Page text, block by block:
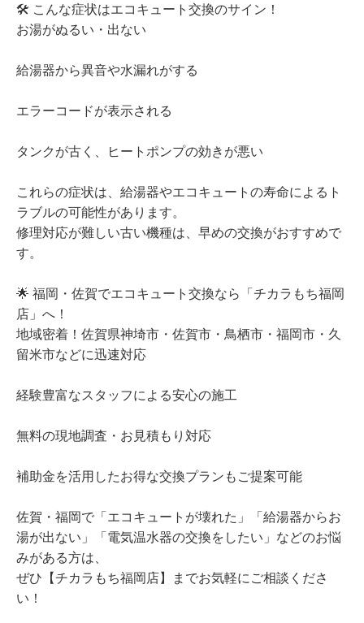
🛠 こんな症状はエコキュート交換のサイン！
お湯がぬるい・出ない
給湯器から異音や水漏れがする
エラーコードが表示される
タンクが古く、ヒートポンプの効きが悪い
これらの症状は、給湯器やエコキュートの寿命によるト
ラブルの可能性があります。
修理対応が難しい古い機種は、早めの交換がおすすめで
す。
🌟 福岡・佐賀でエコキュート交換なら「チカラもち福岡
店」へ！
地域密着！佐賀県神埼市・佐賀市・鳥栖市・福岡市・久
留米市などに迅速対応
経験豊富なスタッフによる安心の施工
無料の現地調査・お見積もり対応
補助金を活用したお得な交換プランもご提案可能
佐賀・福岡で「エコキュートが壊れた」「給湯器からお
湯が出ない」「電気温水器の交換をしたい」などのお悩
みがある方は、
ぜひ【チカラもち福岡店】までお気軽にご相談くださ
い！